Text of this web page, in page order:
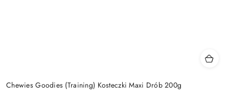
Chewies Goodies (Training) Kosteczki Maxi Drób 200g